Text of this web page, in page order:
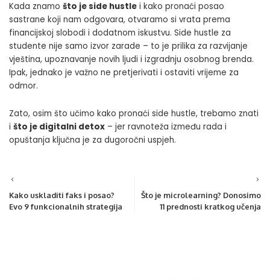
Kada znamo što je side hustle i kako pronaći posao
sastrane koji nam odgovara, otvaramo si vrata prema
financijskoj slobodi i dodatnom iskustvu. Side hustle za
studente nije samo izvor zarade – to je prilika za razvijanje
vještina, upoznavanje novih ljudi i izgradnju osobnog brenda.
Ipak, jednako je važno ne pretjerivati i ostaviti vrijeme za
odmor.
Zato, osim što učimo kako pronaći side hustle, trebamo znati
i što je digitalni detox – jer ravnoteža između rada i
opuštanja ključna je za dugoročni uspjeh.
Kako uskladiti faks i posao?
Evo 9 funkcionalnih strategija
Što je microlearning? Donosimo
11 prednosti kratkog učenja